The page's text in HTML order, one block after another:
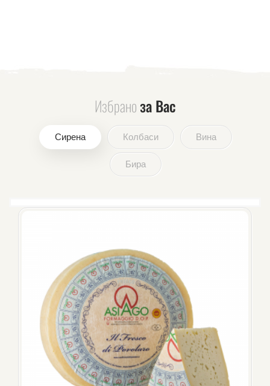
Избраноза Вас
Сирена Колбаси Вина
Бира